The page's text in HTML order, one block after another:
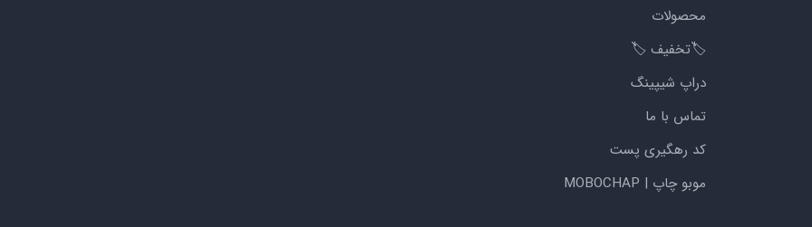
محصولات
🏷️تخفیف 🏷️
دراپ شیپینگ
تماس با ما
کد رهگیری پست
موبو چاپ | MOBOCHAP